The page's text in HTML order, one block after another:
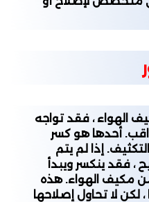
الهواء ، فقد تواجه
أحدها هو كسر
إذا لم يتم
فقد ينكسر ويبدأ
مكيف الهواء. هذه
لا تحاول إصلاحها